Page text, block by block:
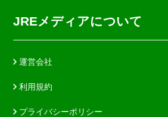
JREメディアについて
運営会社
利用規約
プライバシーポリシー